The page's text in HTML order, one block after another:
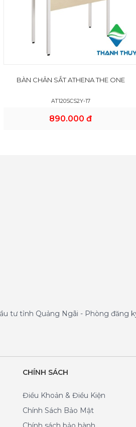
BÀN CHÂN SẮT ATHENA THE ONE
AT120SCS2Y-17
890.000 đ
tư tỉnh Quảng Ngãi - Phòng đăng
CHÍNH SÁCH
Điều Khoản & Điều Kiện
Chính Sách Bảo Mật